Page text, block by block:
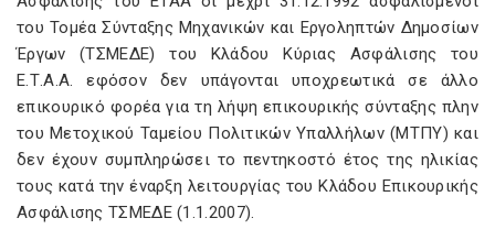
του Τομέα Σύνταξης Μηχανικών και Εργοληπτών Δημοσίων
Έργων (ΤΣΜΕΔΕ) του Κλάδου Κύριας Ασφάλισης του
Ε.Τ.Α.Α. εφόσον δεν υπάγονται υποχρεωτικά σε άλλο
επικουρικό φορέα για τη λήψη επικουρικής σύνταξης πλην
του Μετοχικού Ταμείου Πολιτικών Υπαλλήλων (ΜΤΠΥ) και
δεν έχουν συμπληρώσει το πεντηκοστό έτος της ηλικίας
τους κατά την έναρξη λειτουργίας του Κλάδου Επικουρικής
Ασφάλισης ΤΣΜΕΔΕ (1.1.2007).